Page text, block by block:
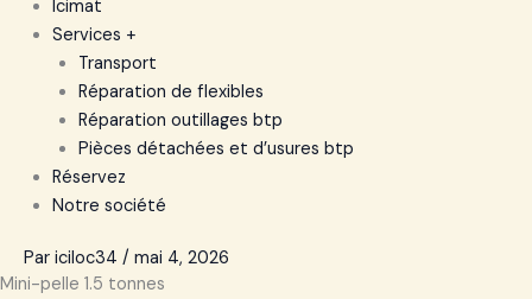
Icimat
Services +
Transport
Réparation de flexibles
Réparation outillages btp
Pièces détachées et d’usures btp
Réservez
Notre société
Par iciloc34 / mai 4, 2026
Mini-pelle 1.5 tonnes